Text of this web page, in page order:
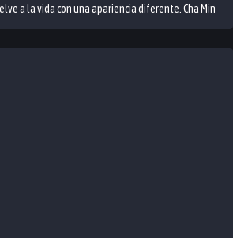
a la vida con una apariencia diferente. Cha Min